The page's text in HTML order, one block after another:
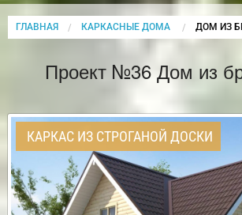
ГЛАВНАЯ КАРКАСНЫЕ ДОМА CURRENT:
ДОМ ИЗ
Проект №36 Дом из
КАРКАС ИЗ СТРОГАНОЙ ДОСКИ